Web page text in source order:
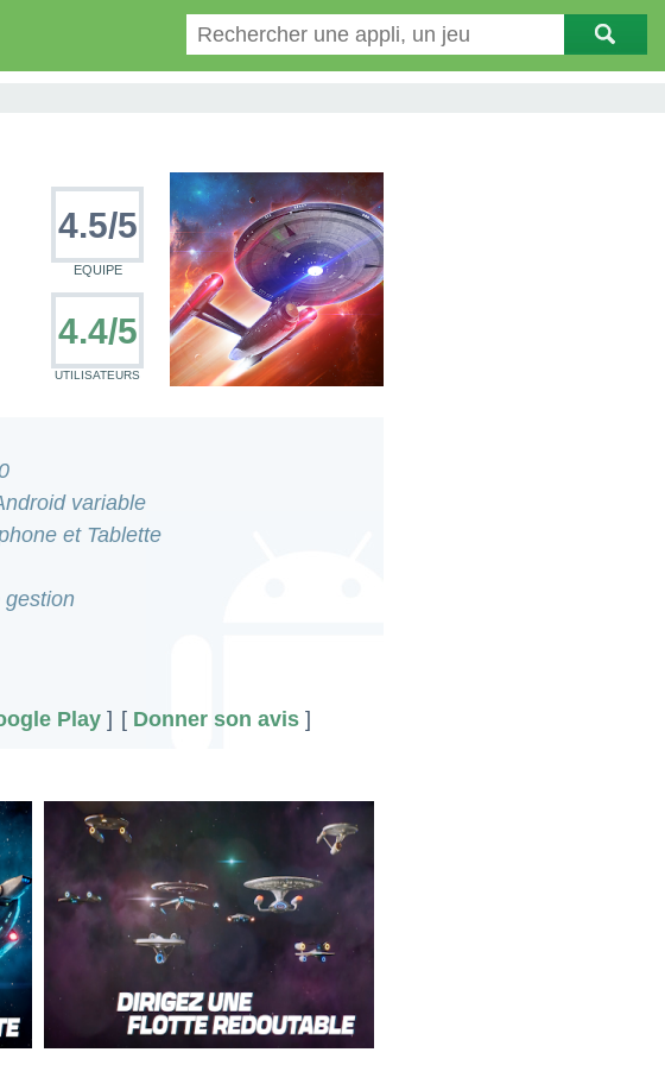
4.5/5
EQUIPE
4.4/5
UTILISATEURS
variable
et Tablette
gestion
Play] [ Donner son avis]